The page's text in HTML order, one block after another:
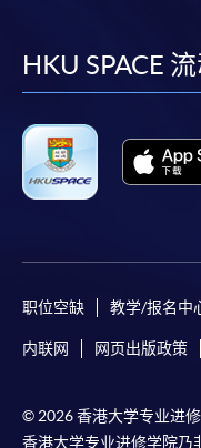
HKU SPACE
职位空缺 教学/报名中
内联网 网页出版政策
© 2026 香港大学专业进
香港大学专业进修学院乃